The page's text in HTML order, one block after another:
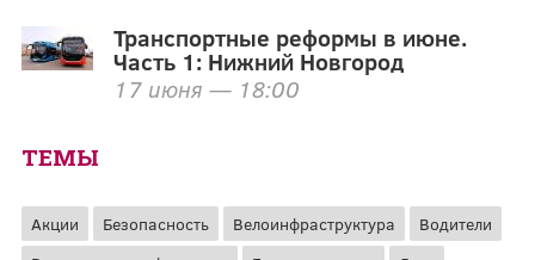
Транспортные реформы в июне.
Часть 1: Нижний Новгород
17 июня — 18:00
ТЕМЫ
Акции Безопасность Велоинфраструктура
Водители